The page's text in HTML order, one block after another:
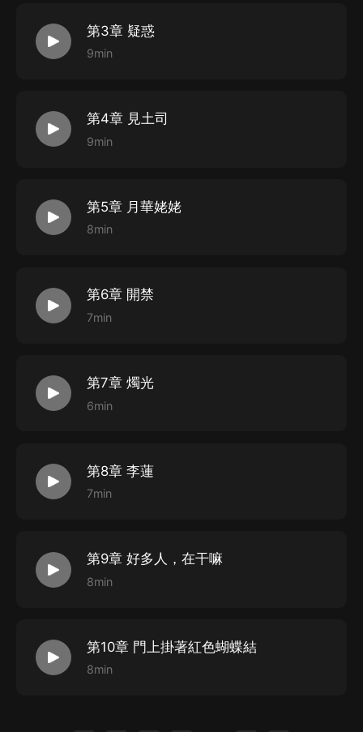
第3章 疑惑
9min
第4章 見土司
9min
第5章 月華姥姥
8min
第6章 開禁
7min
第7章 燭光
6min
第8章 李蓮
7min
第9章 好多人，在干嘛
8min
第10章 門上掛著紅色蝴蝶結
8min